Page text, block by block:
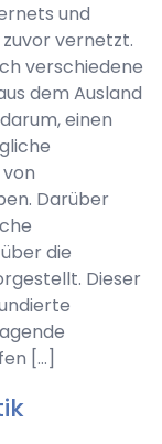
und
vernetzt.
verschiedene
dem Ausland
einen
Darüber
die
Dieser
[…]